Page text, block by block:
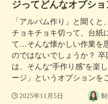
ジってどんなオプショ
「アルバム作り」と聞くと
チョキチョキ切って、台紙
て…そんな懐かしい作業を
のではないでしょうか？
は、そんな“手作り感”を楽
ージ」というオプションを
2025年11月5日